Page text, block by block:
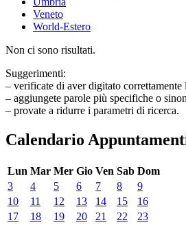
Veneto
World-Estero
Non ci sono risultati.
Suggerimenti:
– verificate di aver digitato
– aggiungete parole più specifiche o
– provate a ridurre i parametri di ricerca.
Calendario
Lun Mar Mer Gio Ven Sab Dom
3
4 5 6 7 8
9
10
11 12 13 14 15
16
17
18 19 20 21 22 23